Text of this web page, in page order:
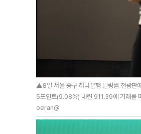
▲8일 서울 중구 하나은행 딜링룸 전광판
5포인트(9.08%) 내린 911.39에 거래를
oeran@